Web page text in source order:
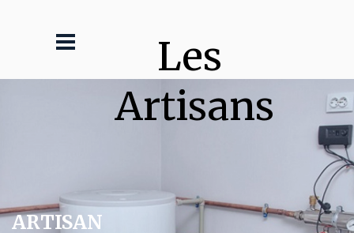
Les
Artisans
ARTISAN